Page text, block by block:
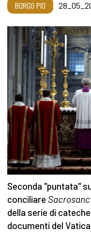
BORGO PIO
Seconda "puntata"
conciliare
della serie di
documenti del